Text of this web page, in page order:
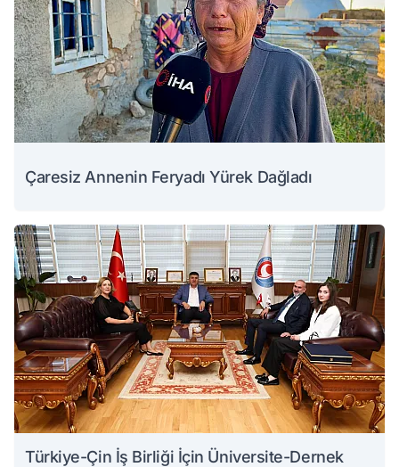
Çaresiz Annenin Feryadı Yürek Dağladı
Türkiye-Çin İş Birliği İçin Üniversite-Dernek